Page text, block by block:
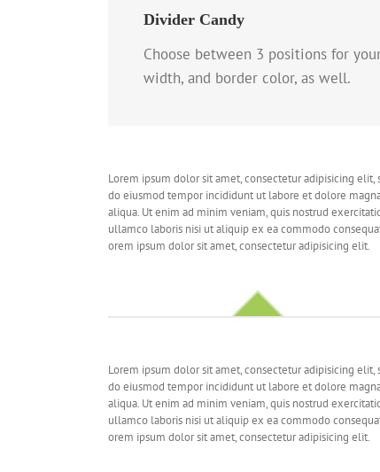
Divider Candy
Choose between 3 positions for
width, and border color, as well.
Lorem ipsum dolor sit amet, consectetur adipisicing elit,
do eiusmod tempor incididunt ut labore et dolore
aliqua. Ut enim ad minim veniam, quis nostrud
ullamco laboris nisi ut aliquip ex ea commodo
orem ipsum dolor sit amet, consectetur adipisicing elit.
Lorem ipsum dolor sit amet, consectetur adipisicing elit,
do eiusmod tempor incididunt ut labore et dolore
aliqua. Ut enim ad minim veniam, quis nostrud
ullamco laboris nisi ut aliquip ex ea commodo
orem ipsum dolor sit amet, consectetur adipisicing elit.